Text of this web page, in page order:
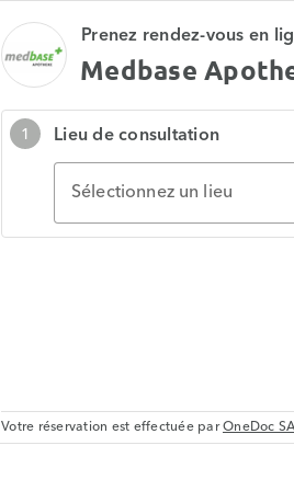
Prenez rendez-vous en
Medbase
1
Lieu de consultation
Sélectionnez un lieu
Votre réservation est effectuée parOneDoc